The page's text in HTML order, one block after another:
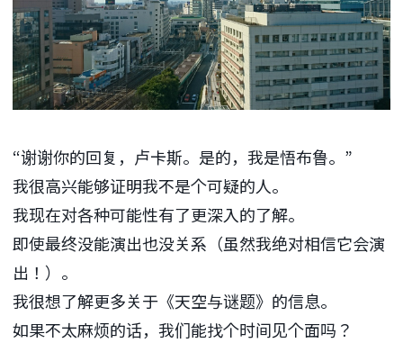
“谢谢你的回复，卢卡斯。是的，我是悟布鲁。”
我很高兴能够证明我不是个可疑的人。
我现在对各种可能性有了更深入的了解。
即使最终没能演出也没关系（虽然我绝对相信它会演
出！）。
我很想了解更多关于《天空与谜题》的信息。
如果不太麻烦的话，我们能找个时间见个面吗？